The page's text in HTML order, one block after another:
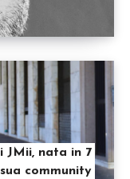
JMii, nata in 7
community